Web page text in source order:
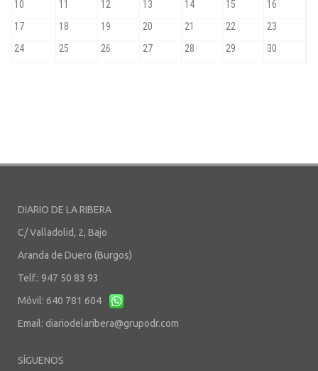
DIARIO DE LA RIBERA
C/ Valladolid, 2, Bajo
Aranda de Duero (Burgos)
Telf.: 947 50 83 93
Móvil: 640 781 604
Email: diariodelaribera@grupodr.com
SÍGUENOS